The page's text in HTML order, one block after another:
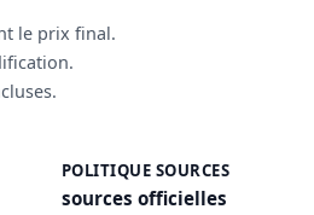
le prix final.
POLITIQUE SOURCES
sources officielles